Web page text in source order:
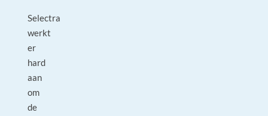
Selectra
werkt
er
hard
aan
om
de